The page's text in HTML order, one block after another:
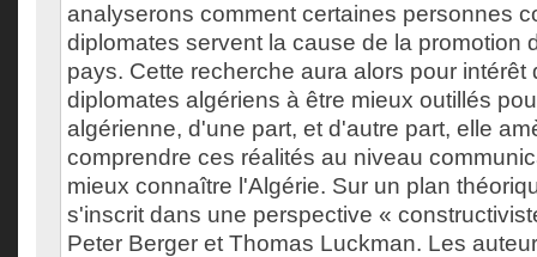
analyserons comment certaines personnes
diplomates servent la cause de la promotion
pays. Cette recherche aura alors pour intérêt
diplomates algériens à être mieux outillés
algérienne, d'une part, et d'autre part, elle
comprendre ces réalités au niveau
mieux connaître l'Algérie. Sur un plan
s'inscrit dans une perspective «
Peter Berger et Thomas Luckman. Les